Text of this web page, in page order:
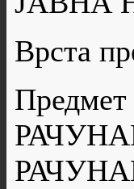
Врста